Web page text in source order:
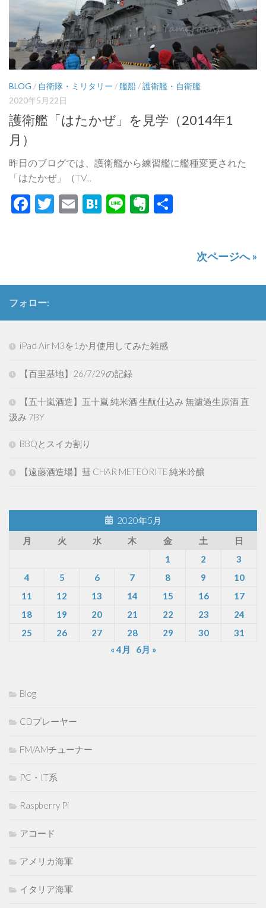
BLOG / 自衛隊・ミリタリー /艦船 /護衛艦・自衛艦
2020年5月22日
護衛艦「はたかぜ」を見学（2014年1
月）
昨日のブログでは、護衛艦から練習艦に艦種変更された
「はたかぜ」（TV...
Facebook
Twitter
EmailHatena
LineEvernote
次ページへ »
フォロー:
iPad Air M3を1か月使用してみた雑感
【百里基地】26/7/29の記録
【五十嵐酒造】五十嵐 純米酒 生酛仕込み 無濾過生原酒 直
汲み 7BY
BBQとスイカ割り
【遠藤酒造場】彗 CHAR METEORITE 純米吟醸
2020年5月
月
火 水 木 金 土
日
1
2
3
4
5 6 7 8 9
10
11
12 13 14 15 16
17
18
19 20 21 22 23
24
25
26 27 28 29 30
31
« 4月
6月 »
Blog
CDプレーヤー
FM/AMチューナー
PC・IT系
Raspberry Pi
アコード
アメリカ海軍
イタリア海軍